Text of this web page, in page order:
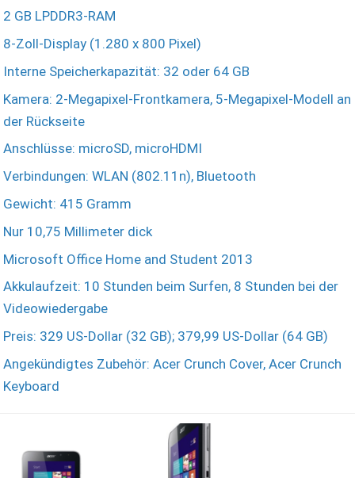
2 GB LPDDR3-RAM
8-Zoll-Display (1.280 x 800 Pixel)
Interne Speicherkapazität: 32 oder 64 GB
Kamera: 2-Megapixel-Frontkamera, 5-Megapixel-Modell an
der Rückseite
Anschlüsse: microSD, microHDMI
Verbindungen: WLAN (802.11n), Bluetooth
Gewicht: 415 Gramm
Nur 10,75 Millimeter dick
Microsoft Office Home and Student 2013
Akkulaufzeit: 10 Stunden beim Surfen, 8 Stunden bei der
Videowiedergabe
Preis: 329 US-Dollar (32 GB); 379,99 US-Dollar (64 GB)
Angekündigtes Zubehör: Acer Crunch Cover, Acer Crunch
Keyboard